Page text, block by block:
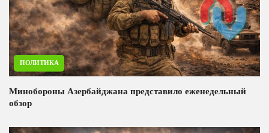
ПОЛИТИКА
Минобороны Азербайджана представило еженедельный
обзор